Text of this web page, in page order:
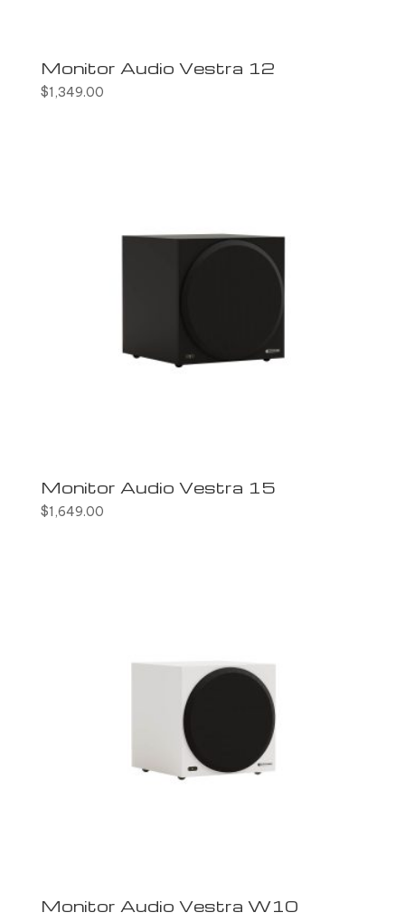
Monitor Audio Vestra 12
$1,349.00
Monitor Audio Vestra 15
$1,649.00
Monitor Audio Vestra W10